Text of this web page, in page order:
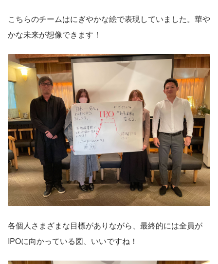
こちらのチームはにぎやかな絵で表現していました。華や
かな未来が想像できます！
各個人さまざまな目標がありながら、最終的には全員が
IPOに向かっている図、いいですね！